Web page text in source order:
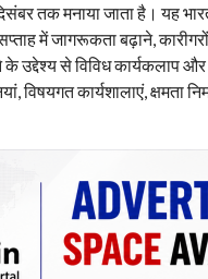
तक मनाया जाता है। यह
में जागरूकता बढ़ाने,
उद्देश्य से विविध कार्यकलाप
विषयगत कार्यशालाएं,